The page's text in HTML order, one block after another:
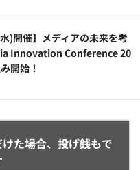
水)開催】メディアの未来を考
Innovation Conference 20
開始！
た場合、投げ銭もで